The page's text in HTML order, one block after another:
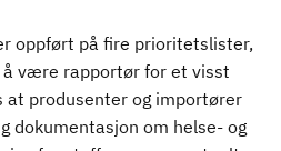
oppført på fire prioritetslister,
være rapportør for et visst
at produsenter og importører
dokumentasjon om helse- og